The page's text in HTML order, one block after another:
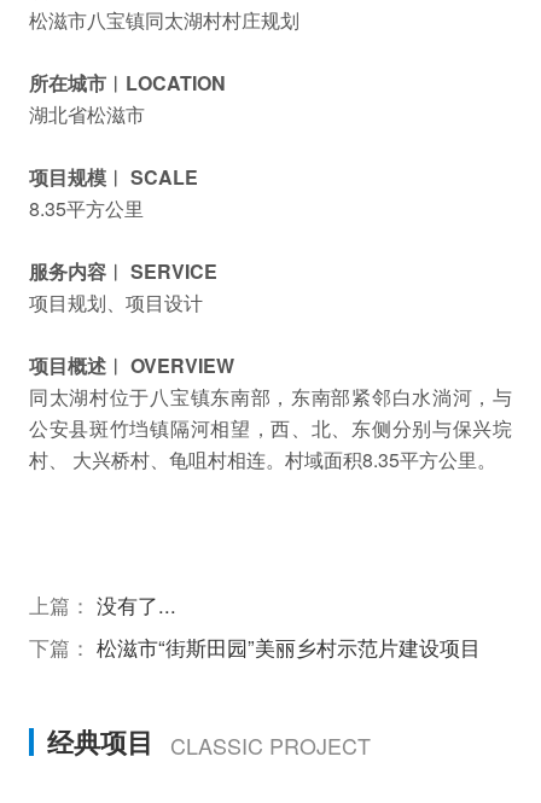
松滋市八宝镇同太湖村村庄规划
所在城市︱LOCATION
湖北省松滋市
项目规模︱ SCALE
8.35平方公里
服务内容︱ SERVICE
项目规划、项目设计
项目概述︱ OVERVIEW
同太湖村位于八宝镇东南部，东南部紧邻白水淌河，与
公安县斑竹垱镇隔河相望，西、北、东侧分别与保兴垸
村、 大兴桥村、龟咀村相连。村域面积8.35平方公里。
上篇： 没有了...
下篇： 松滋市“街斯田园”美丽乡村示范片建设项目
经典项目 CLASSIC PROJECT